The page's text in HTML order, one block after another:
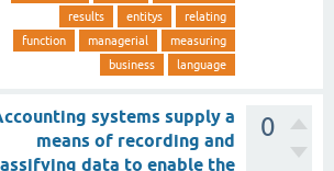
relating
entitys
results
measuring
managerial
function
language
business
0
systems supply a
means of recording and
data to enable the